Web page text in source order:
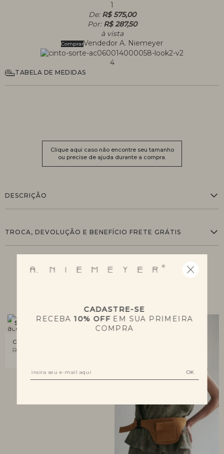
1
De: R$ 575,00
Por: R$ 287,50
à vista
ComprarVendedor A. Niemeyer
4
TABELA DE MEDIDAS
Clique aqui caso não encontre seu tamanho
ou precise de ajuda durante a compra.
DESCRIÇÃO
TROCA, DEVOLUÇÃO E BENEFÍCIO FRETE GRÁTIS
SALE
CINTO SORTE
R$ 575,00
SALE
CADASTRE-SE
RECEBA10% OFFEM SUA PRIMEIRA
COMPRA